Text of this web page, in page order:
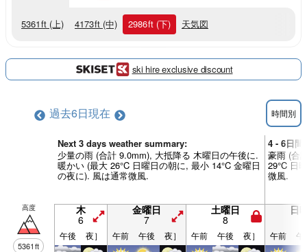
5361ft (上) 4173ft (中) 2986ft (下) 天気図
ski hire exclusive discount
過去6日現在 時間別
Next 3 days weather summary:
少量の雨 (合計 9.0mm), 大抵降る 木曜日の午後に.
暖かい (最大 26°C 日曜日の朝に, 最小 14°C 金曜日
の夜に). 風は通常微風.
4 - 6日間
豪雨 (合
29°C 日
微風.
高度
5361ft
木
6
金曜日
7
土曜日
8
日
午後 夜］ 午前 午後 夜］ 午前 午後 夜］ 午前 午